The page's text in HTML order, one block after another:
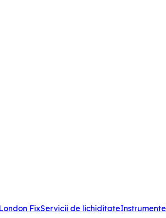
London FixServicii de lichiditateInstrumente